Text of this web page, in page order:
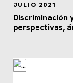
JULIO 2021
Discriminación
perspectivas,